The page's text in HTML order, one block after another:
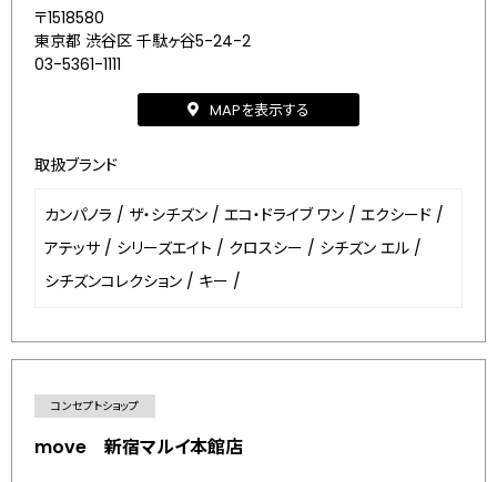
〒1518580
東京都 渋谷区 千駄ヶ谷5-24-2
03-5361-1111
MAPを表示する
取扱ブランド
カンパノラ / ザ・シチズン / エコ・ドライブ ワン / エクシード /
アテッサ / シリーズエイト / クロスシー / シチズン エル /
シチズンコレクション / キー /
コンセプトショップ
move 新宿マルイ本館店